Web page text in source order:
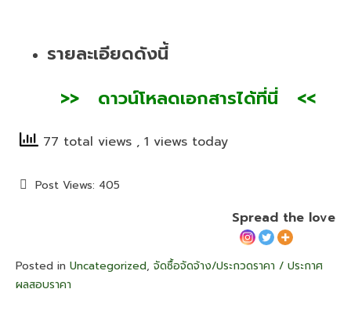
รายละเอียดดังนี้
>> ดาวน์โหลดเอกสารได้ที่นี่ <<
77 total views , 1 views today
Post Views: 405
Spread the love
Posted in Uncategorized, จัดซื้อจัดจ้าง/ประกวดราคา / ประกาศ
ผลสอบราคา